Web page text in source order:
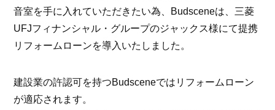
音室を手に入れていただきたい為、Budsceneは、三菱
UFJフィナンシャル・グループのジャックス様にて提携
リフォームローンを導入いたしました。
建設業の許認可を持つBudsceneではリフォームローン
が適応されます。